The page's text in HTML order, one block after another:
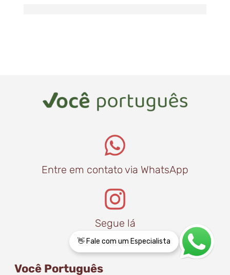
Entre em contato via WhatsApp
Segue lá
Você Português
👋 Fale com um Especialista